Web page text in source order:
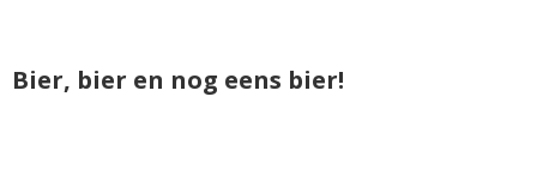
Bier, bier en nog eens bier!